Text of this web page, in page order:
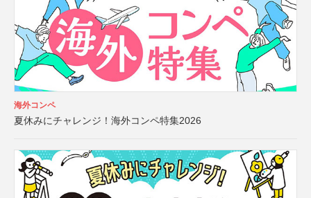
海外コンペ
夏休みにチャレンジ！海外コンペ特集2026